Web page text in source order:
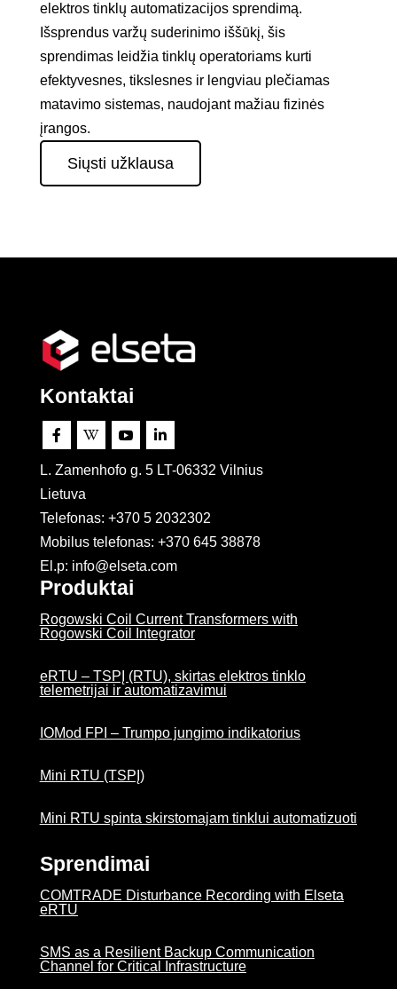
elektros tinklų automatizacijos sprendimą.
Išsprendus varžų suderinimo iššūkį, šis
sprendimas leidžia tinklų operatoriams kurti
efektyvesnes, tikslesnes ir lengviau plečiamas
matavimo sistemas, naudojant mažiau fizinės
įrangos.
Siųsti užklausa
Kontaktai
   
L. Zamenhofo g. 5 LT-06332 Vilnius
Lietuva
Telefonas: +370 5 2032302
Mobilus telefonas: +370 645 38878
El.p: info@elseta.com
Produktai
Rogowski Coil Current Transformers with
Rogowski Coil Integrator
eRTU – TSPĮ (RTU), skirtas elektros tinklo
telemetrijai ir automatizavimui
IOMod FPI – Trumpo jungimo indikatorius
Mini RTU (TSPĮ)
Mini RTU spinta skirstomajam tinklui automatizuoti
Sprendimai
COMTRADE Disturbance Recording with Elseta
eRTU
SMS as a Resilient Backup Communication
Channel for Critical Infrastructure